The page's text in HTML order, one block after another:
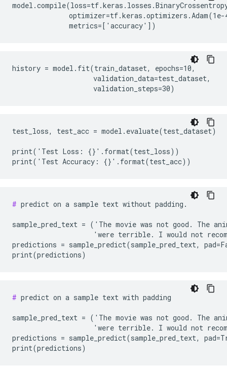
history = model.fit(train_dataset, epochs=10,
                    validation_data=test_dataset,
test_loss, test_acc = model.evaluate(test_dataset)
print('Test Loss: {}'.format(test_loss))
# predict on a sample text without padding.
sample_pred_text = ('The movie was not good. The
'were terrible. I would not
predictions = sample_predict(sample_pred_text,
# predict on a sample text with padding
sample_pred_text = ('The movie was not good. The
'were terrible. I would not
predictions = sample_predict(sample_pred_text,